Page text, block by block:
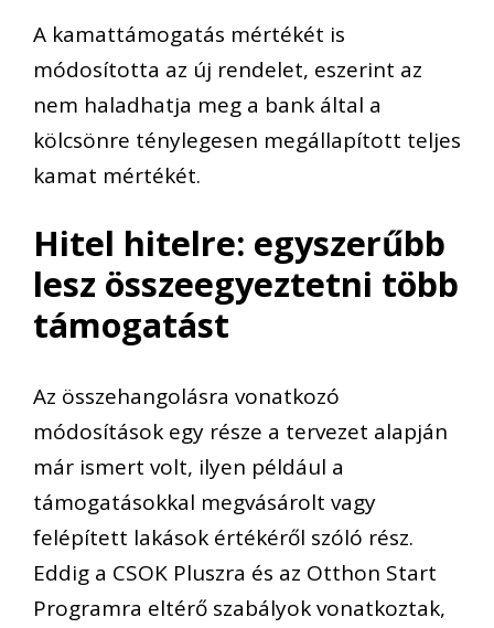
A kamattámogatás mértékét is
módosította az új rendelet, eszerint az
nem haladhatja meg a bank által a
kölcsönre ténylegesen megállapított teljes
kamat mértékét.
Hitel hitelre: egyszerűbb
lesz összeegyeztetni több
támogatást
Az összehangolásra vonatkozó
módosítások egy része a tervezet alapján
már ismert volt, ilyen például a
támogatásokkal megvásárolt vagy
felépített lakások értékéről szóló rész.
Eddig a CSOK Pluszra és az Otthon Start
Programra eltérő szabályok vonatkoztak,